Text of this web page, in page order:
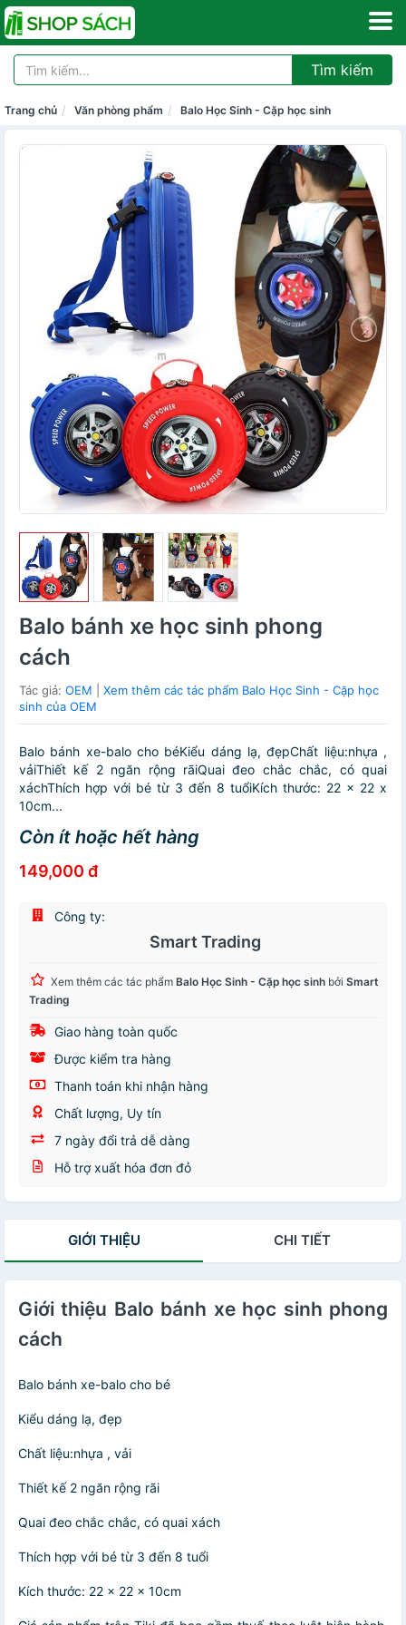
Tìm kiếm
Trang chủ Văn phòng phẩm Balo Học Sinh - Cặp học sinh
Balo bánh xe học sinh phong
cách
Tác giả: OEM
Xem thêm các tác phẩm Balo Học Sinh - Cặp học
sinh của OEM
Balo bánh xe-balo cho béKiểu dáng lạ, đẹpChất liệu:nhựa ,
vảiThiết kế 2 ngăn rộng rãiQuai đeo chắc chắc, có quai
xáchThích hợp với bé từ 3 đến 8 tuổiKích thước: 22 x 22 x
10cm...
Còn ít hoặc hết hàng
149,000 đ
Công ty:
Smart Trading
Xem thêm các tác phẩm Balo Học Sinh - Cặp học sinh bởi Smart
Trading
Giao hàng toàn quốc
Được kiểm tra hàng
Thanh toán khi nhận hàng
Chất lượng, Uy tín
7 ngày đổi trả dễ dàng
Hỗ trợ xuất hóa đơn đỏ
GIỚI THIỆU CHI TIẾT
Giới thiệu Balo bánh xe học sinh phong
cách
Balo bánh xe-balo cho bé
Kiểu dáng lạ, đẹp
Chất liệu:nhựa , vải
Thiết kế 2 ngăn rộng rãi
Quai đeo chắc chắc, có quai xách
Thích hợp với bé từ 3 đến 8 tuổi
Kích thước: 22 x 22 x 10cm